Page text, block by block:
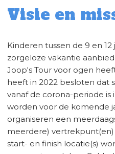
Visie en
Kinderen tussen de 9 en
zorgeloze vakantie
Joop's Tour voor ogen
heeft in 2022 besloten dat
vanaf de corona-periode
worden voor de komende
organiseren een
meerdere) vertrekpunt(en)
start- en finish locatie(s)